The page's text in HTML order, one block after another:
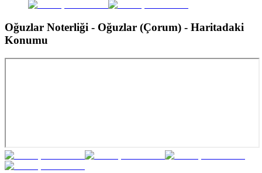
Oğuzlar Noterliği - Oğuzlar (Çorum) - Haritadaki
Konumu